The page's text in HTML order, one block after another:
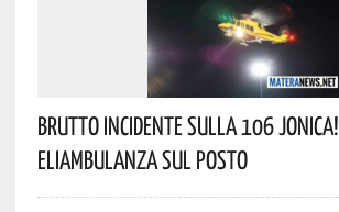
Brutto Incidente Sulla 106 Jonica!
Eliambulanza Sul Posto